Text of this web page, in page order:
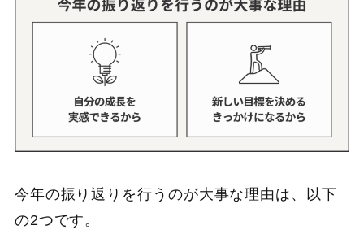
今年の振り返りを行うのが大事な理由は、以下
の2つです。